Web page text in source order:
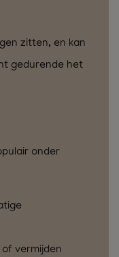
zitten, en kan
gedurende het
onder
vermijden